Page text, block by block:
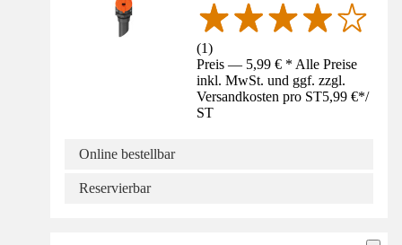
(1)
Preis — 5,99 € * Alle Preise
inkl. MwSt. und ggf. zzgl.
Versandkosten pro ST5,99 €*/
ST
Online bestellbar
Reservierbar